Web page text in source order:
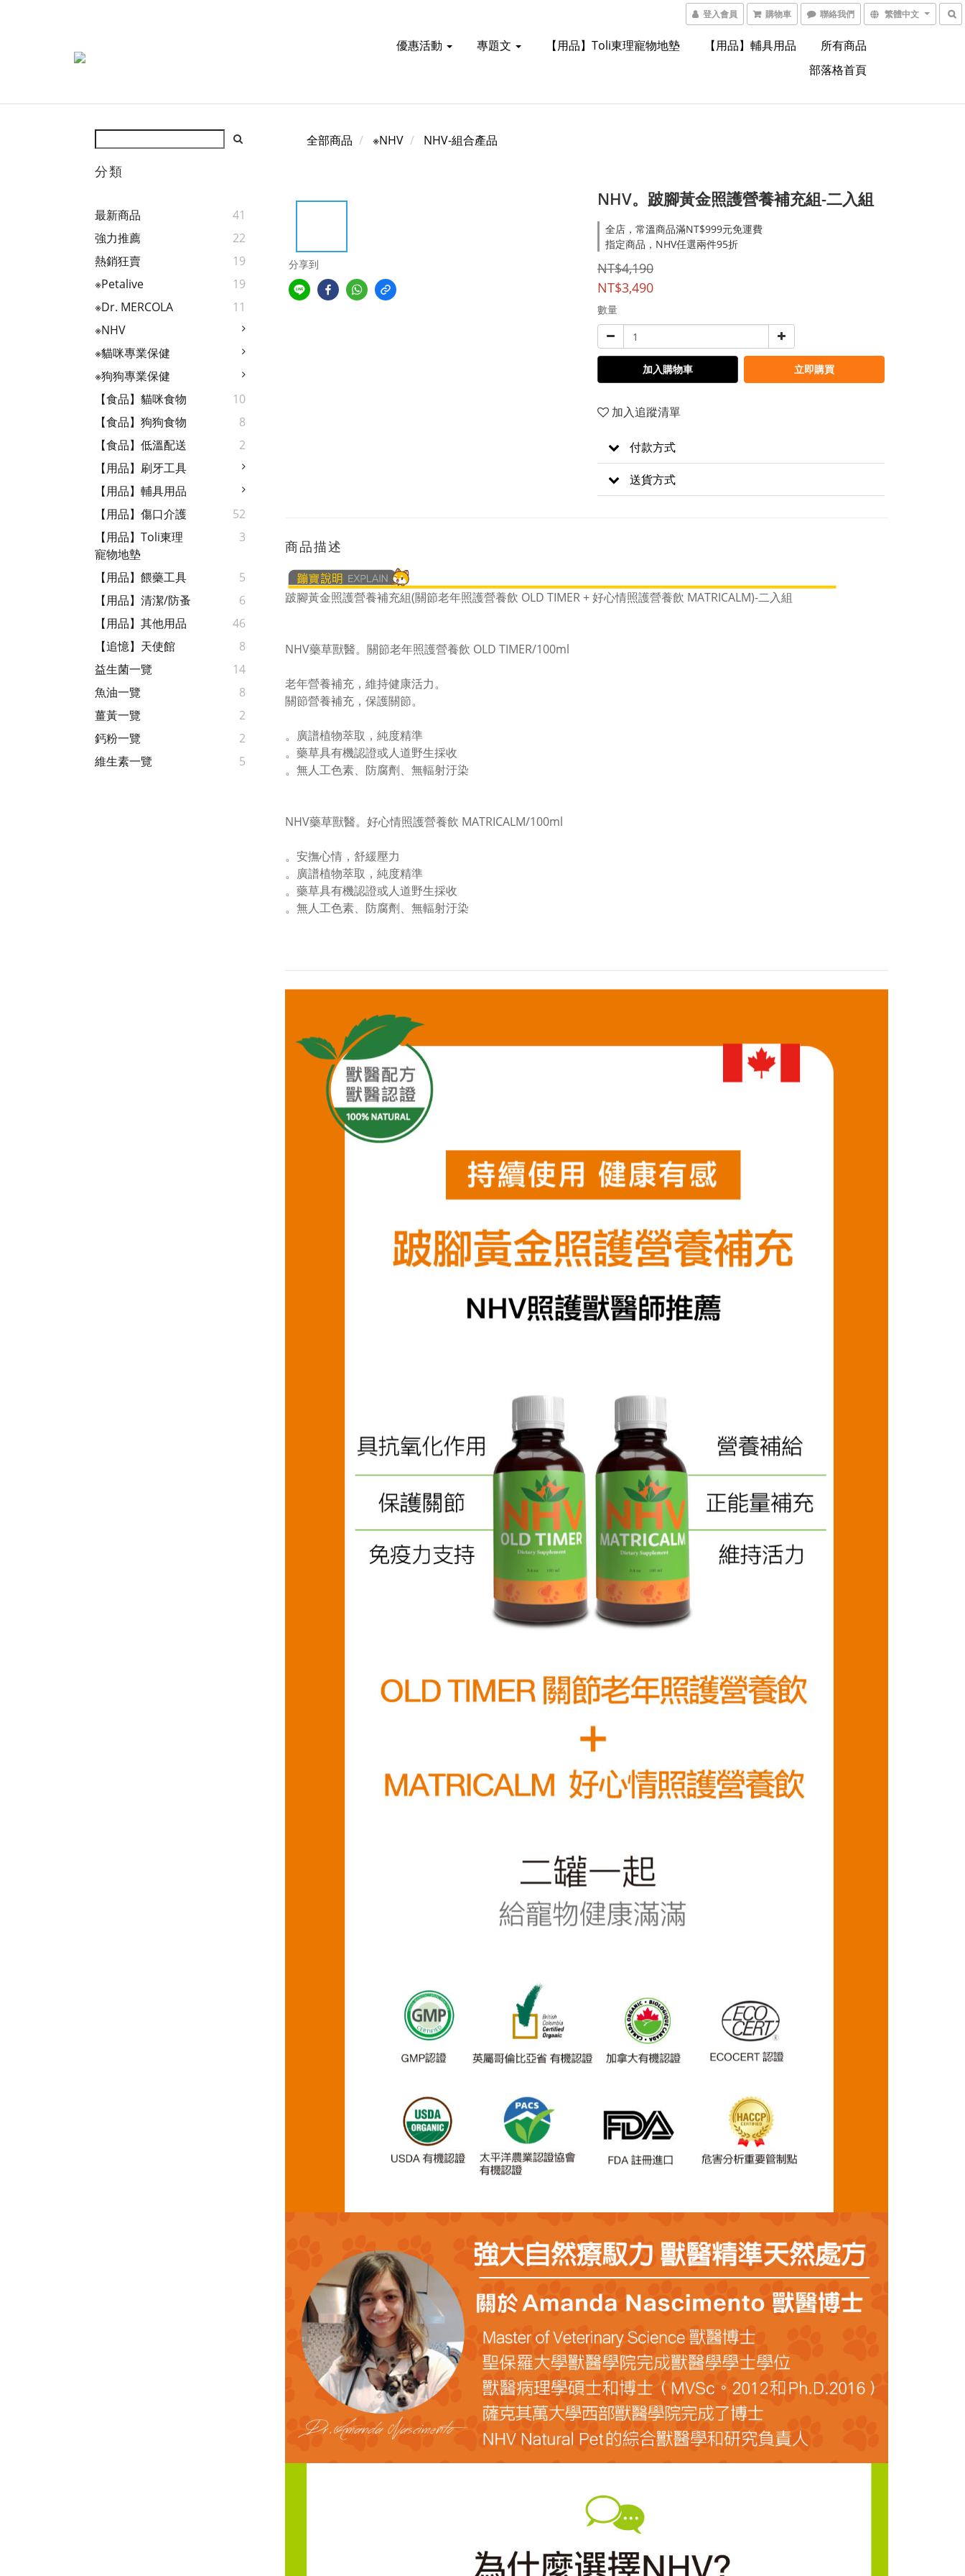
登入會員 購物車 聯絡我們 繁體中文
優惠活動 專題文 【用品】Toli東理寵物地墊 【用品】輔具用品
所有商品
部落格首頁
分類
最新商品
41
強力推薦
22
熱銷狂賣
19
※Petalive
19
※Dr. MERCOLA
11
※NHV
※貓咪專業保健
※狗狗專業保健
【食品】貓咪食物
10
【食品】狗狗食物
8
【食品】低溫配送
2
【用品】刷牙工具
【用品】輔具用品
【用品】傷口介護
52
【用品】Toli東理
寵物地墊
3
【用品】餵藥工具
5
【用品】清潔/防蚤
6
【用品】其他用品
46
【追憶】天使館
8
益生菌一覽
14
魚油一覽
8
薑黃一覽
2
鈣粉一覽
2
維生素一覽
5
全部商品 ※NHV NHV-組合產品
分享到
NHV。跛腳黃金照護營養補充組-二入組
全店，常溫商品滿NT$999元免運費
指定商品，NHV任選兩件95折
NT$4,190
NT$3,490
數量
加入購物車 立即購買
加入追蹤清單
付款方式
送貨方式
商品描述
跛腳黃金照護營養補充組(關節老年照護營養飲 OLD TIMER + 好心情照護營養飲 MATRICALM)-二入組
NHV藥草獸醫。關節老年照護營養飲 OLD TIMER/100ml
老年營養補充，維持健康活力。
關節營養補充，保護關節。
。廣譜植物萃取，純度精準
。藥草具有機認證或人道野生採收
。無人工色素、防腐劑、無輻射汙染
NHV藥草獸醫。好心情照護營養飲 MATRICALM/100ml
。安撫心情，舒緩壓力
。廣譜植物萃取，純度精準
。藥草具有機認證或人道野生採收
。無人工色素、防腐劑、無輻射汙染